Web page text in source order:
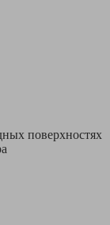
поверхностях